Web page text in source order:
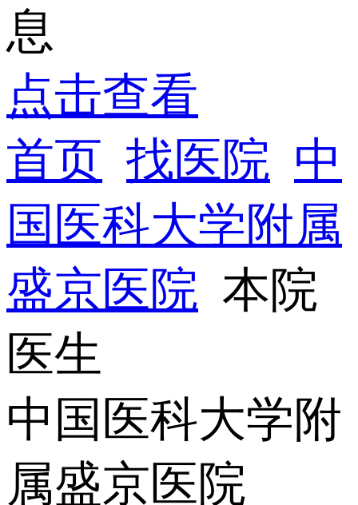
息
点击查看
首页 找医院 中
国医科大学附属
盛京医院 本院
医生
中国医科大学附
属盛京医院